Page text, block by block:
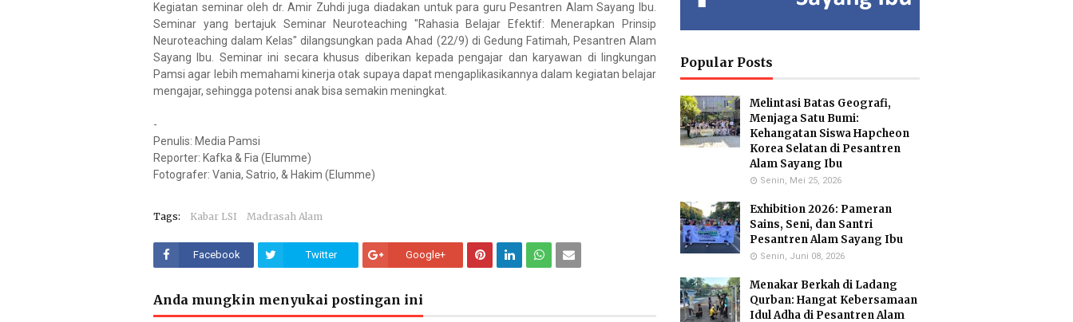
Kegiatan seminar oleh dr. Amir Zuhdi juga diadakan untuk para guru Pesantren Alam Sayang Ibu.
Seminar yang bertajuk Seminar Neuroteaching "Rahasia Belajar Efektif: Menerapkan Prinsip
Neuroteaching dalam Kelas" dilangsungkan pada Ahad (22/9) di Gedung Fatimah, Pesantren Alam
Sayang Ibu. Seminar ini secara khusus diberikan kepada pengajar dan karyawan di lingkungan
Pamsi agar lebih memahami kinerja otak supaya dapat mengaplikasikannya dalam kegiatan belajar
mengajar, sehingga potensi anak bisa semakin meningkat.
-
Penulis: Media Pamsi
Reporter: Kafka & Fia (Elumme)
Fotografer: Vania, Satrio, & Hakim (Elumme)
Tags: Kabar LSI Madrasah Alam
Facebook Twitter Google+
Anda mungkin menyukai postingan ini
Curriculum MI
Yayuk Sundari, SE
Food Quality Control
Suhariningsih, M.
Priyo Hartanto,
M.Pd.
Molecular Biology
Specialist
Maulana Malik
Irsyad, M.Pd
Biology Teacher
Popular Posts
Melintasi Batas Geografi,
Menjaga Satu Bumi:
Kehangatan Siswa Hapcheon
Korea Selatan di Pesantren
Alam Sayang Ibu
Senin, Mei 25, 2026
Exhibition 2026: Pameran
Sains, Seni, dan Santri
Pesantren Alam Sayang Ibu
Senin, Juni 08, 2026
Menakar Berkah di Ladang
Qurban: Hangat Kebersamaan
Idul Adha di Pesantren Alam